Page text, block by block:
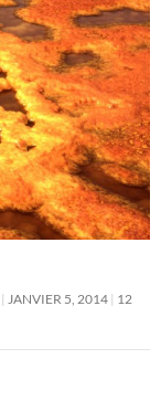
JANVIER 5, 2014 12